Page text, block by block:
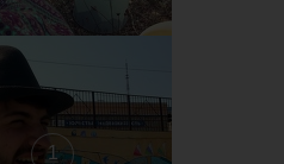
1